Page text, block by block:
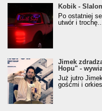
Kobik - Slalom ft.
[Official Music
Kobik -
Po ostatniej
utwór i trochę...
Jimek zdradza kulisy
Hopu" - wywiad
Jimek
Hopu" -
Już jutro
gośćmi i